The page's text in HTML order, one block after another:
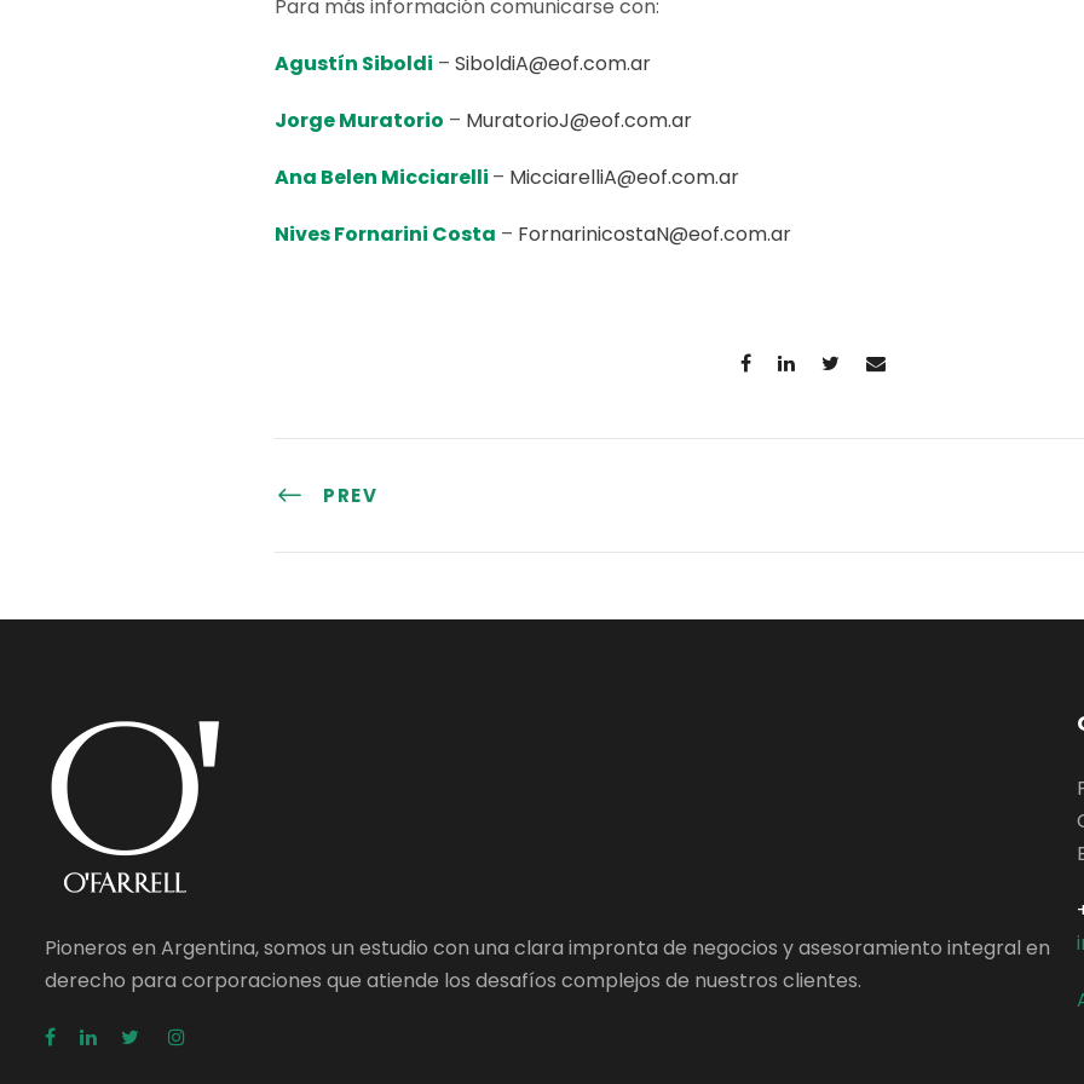
Para más información comunicarse con:
Agustín Siboldi – SiboldiA@eof.com.ar
Jorge Muratorio – MuratorioJ@eof.com.ar
Ana Belen Micciarelli – MicciarelliA@eof.com.ar
Nives Fornarini Costa – FornarinicostaN@eof.com.ar
PREV
Pioneros en Argentina, somos un estudio con una clara impronta de negocios y asesoramiento integral en
derecho para corporaciones que atiende los desafíos complejos de nuestros clientes.